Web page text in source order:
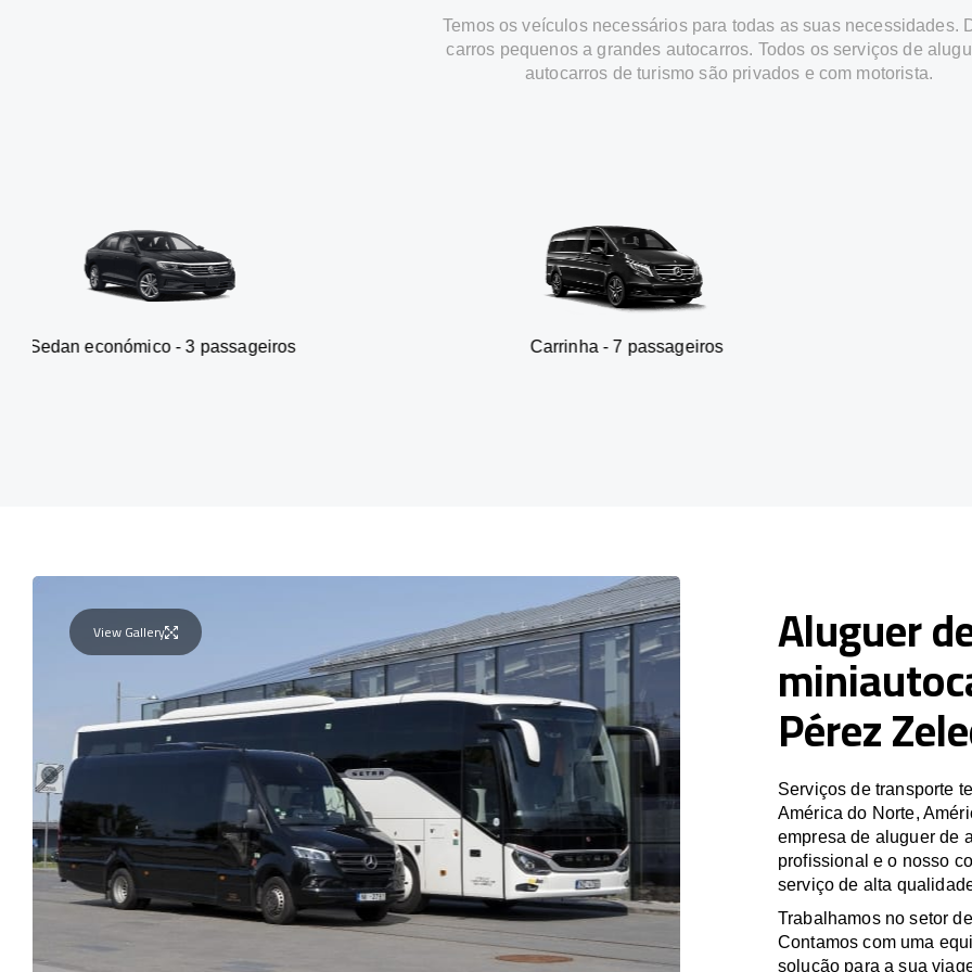
Temos os veículos necessários para todas as suas necessidades.
carros pequenos a grandes autocarros. Todos os serviços de
autocarros de turismo são privados e com motorista.
- 3 passageiros Carrinha - 7 passageiros SUV - 3
View Gallery Aluguer
Pérez
Serviços de transporte
América do Norte,
empresa de aluguer de
profissional e o nosso
serviço de alta
Trabalhamos no setor
Contamos com uma
solução para a sua